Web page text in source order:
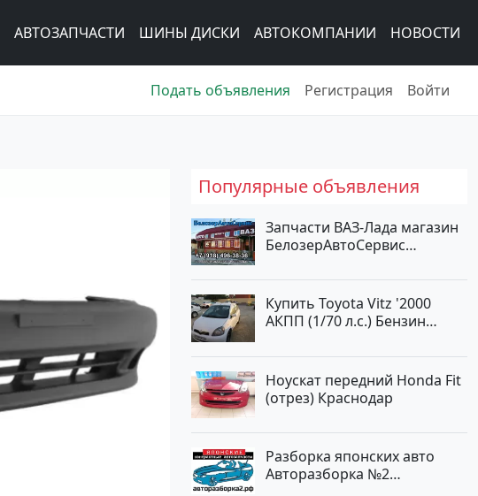
АВТОЗАПЧАСТИ ШИНЫ ДИСКИ АВТОКОМПАНИИ НОВОСТИ
Подать объявления Регистрация Войти
Популярные объявления
Запчасти ВАЗ-Лада магазин
БелозерАвтоСервис
Купить Toyota Vitz '2000
АКПП (1/70 л.с.) Бензин
Белый Хетчбэк по цене
194000 рублей, объявление
№15521 на сайте
Авторынок23
Ноускат передний Honda Fit
(отрез) Краснодар
Разборка японских авто
Авторазборка №2